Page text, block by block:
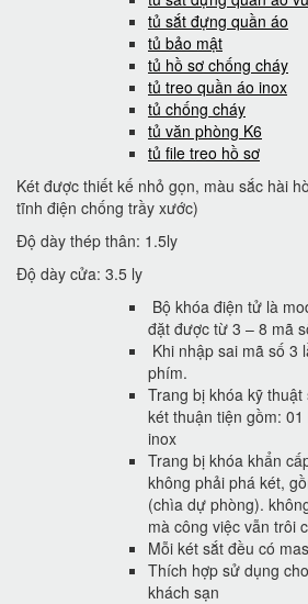
tủ sắt đựng quần áo
tủ bảo mật
tủ hồ sơ chống cháy
tủ treo quần áo inox
tủ chống cháy
tủ văn phòng K6
tủ file treo hồ sơ
Két được thiết kế nhỏ gọn, màu sắc hài
tĩnh điện chống trầy xước)
Độ dày thép thân: 1.5ly
Độ dày cửa: 3.5 ly
Bộ khóa điện tử là
đặt được từ 3 – 8 mã
Khi nhập sai mã số 3
phím.
Trang bị khóa kỹ
két thuận tiện gồm:
inox
Trang bị khóa khẩn
không phải phá két,
(chìa dự phòng).
mà công việc vẫn trôi
Mỗi két sắt đều có
Thích hợp sử dụng
khách sạn